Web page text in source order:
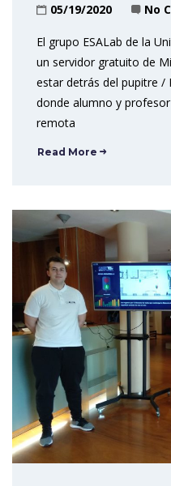
05/19/2020 No
El grupo ESALab de la
un servidor gratuito de
estar detrás del pupitre /
donde alumno y
remota
Read More